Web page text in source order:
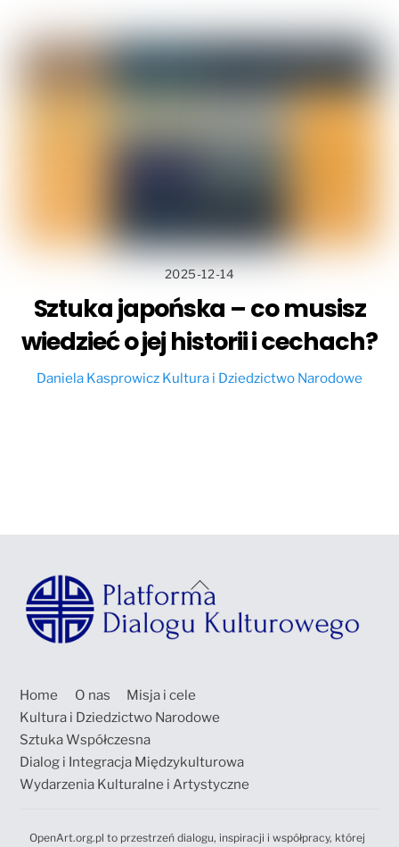
2025-12-14
Sztuka japońska – co musisz
wiedzieć o jej historii i cechach?
Daniela Kasprowicz Kultura i Dziedzictwo Narodowe
Back
To
Top
Home O nas
Misja i cele
Kultura i Dziedzictwo Narodowe
Sztuka Współczesna
Dialog i Integracja Międzykulturowa
Wydarzenia Kulturalne i Artystyczne
OpenArt.org.pl to przestrzeń dialogu, inspiracji i współpracy, której